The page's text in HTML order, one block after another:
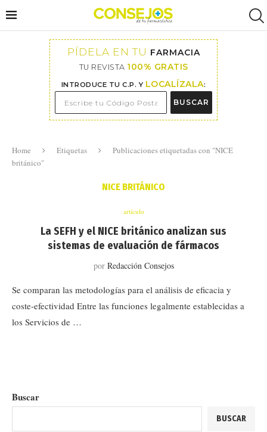
PÍDELA EN TU FARMACIA
TU REVISTA 100% GRATIS
INTRODUCE TU C.P. Y LOCALÍZALA:
BUSCAR
Home Etiquetas
Publicaciones etiquetadas con "NICE
británico"
NICE BRITÁNICO
artículo
La SEFH y el NICE británico analizan sus
sistemas de evaluación de fármacos
por Redacción Consejos
Se comparan las metodologías para el análisis de eficacia y
coste-efectividad Entre las funciones legalmente establecidas a
los Servicios de …
Buscar
BUSCAR